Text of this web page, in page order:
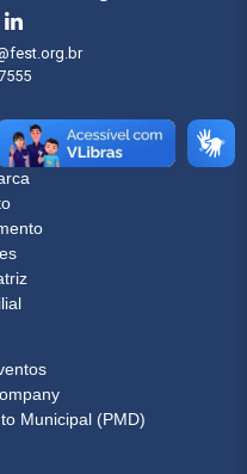
Municipal (PMD)